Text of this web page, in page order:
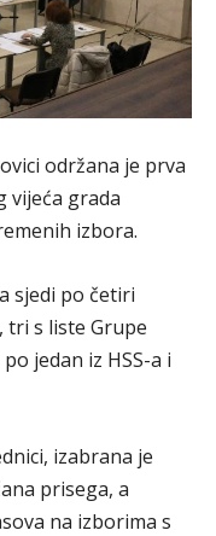
održana je prva
vijeća grada
izbora.
sjedi po četiri
tri s liste Grupe
jedan iz HSS-a i
izabrana je
prisega, a
na izborima s